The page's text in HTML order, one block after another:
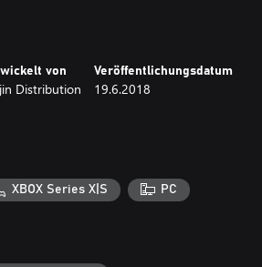
(das auch im Spiel mit Golden Eagles
Fahrzeug verwendet, addieren sich
schon besitzen!
von
Distribution
Veröffentlichungsdatum
19.6.2018
XBOX Series X|S PC